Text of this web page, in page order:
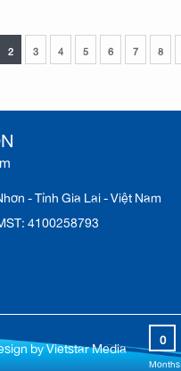
2 3 4 5 6 7 8
- Tỉnh Gia Lai - Việt Nam
4100258793
byVietstar Media LO
0
0
Months